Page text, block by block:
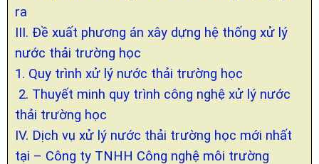
ra
III. Đề xuất phương án xây dựng hệ thống xử lý
nước thải trường học
1. Quy trình xử lý nước thải trường học
2. Thuyết minh quy trình công nghệ xử lý nước
thải trường học
IV. Dịch vụ xử lý nước thải trường học mới nhất
tại – Công ty TNHH Công nghệ môi trường